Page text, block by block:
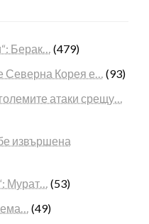
Берак… (479)
Северна Корея е… (93)
атаки срещу…
извършена
Мурат… (53)
(49)